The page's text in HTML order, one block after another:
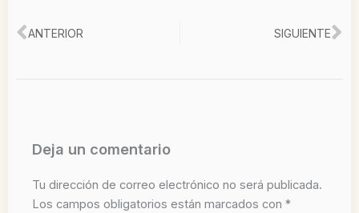
Ant
ANTERIOR SIGUIENTE
Deja un comentario
Tu dirección de correo electrónico no será publicada.
Los campos obligatorios están marcados con *